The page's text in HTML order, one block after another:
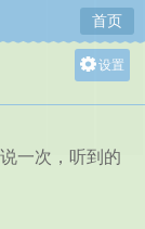
首页
设置
中
一次，听到的